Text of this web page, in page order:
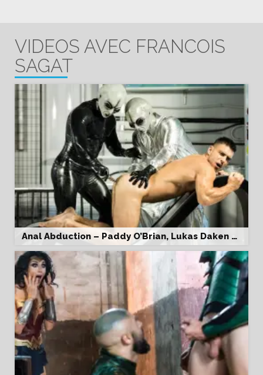
VIDEOS AVEC FRANCOIS
SAGAT
Anal Abduction – Paddy O’Brian, Lukas Daken & Francois Sagat